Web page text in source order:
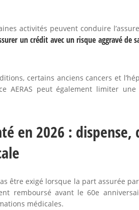
activités peuvent conduire
un crédit avec un risque aggravé de
certains anciens cancers et
AERAS peut également limiter
en 2026 :
être exigé lorsque la part assurée
remboursé avant le 60e
médicales.